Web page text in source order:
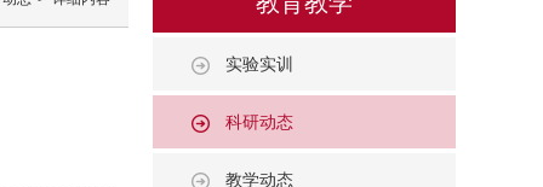
实验实训
科研动态
教学动态